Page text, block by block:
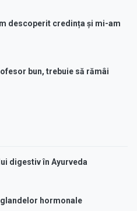
descoperit credința și mi-am
bun, trebuie să rămâi
digestiv în Ayurveda
hormonale